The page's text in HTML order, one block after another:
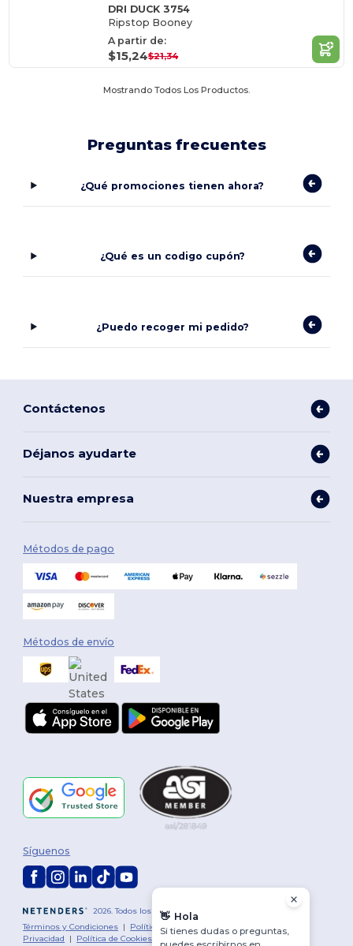
DRI DUCK 3754
Ripstop Booney
A partir de:
$15,24$21,34
Mostrando Todos Los Productos.
Preguntas frecuentes
¿Qué promociones tienen ahora?
¿Qué es un codigo cupón?
¿Puedo recoger mi pedido?
Contáctenos
Déjanos ayudarte
Nuestra empresa
Métodos de pago
Métodos de envío
2026. Todos los derechos reservados
Términos y Condiciones | Política de personalización
Política de
Privacidad | Política de Cookies
Síguenos
👋 Hola
Si tienes dudas o preguntas,